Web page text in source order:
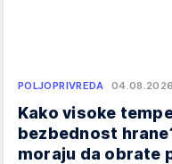
POLJOPRIVREDA 04.08.2026.
Kako visoke
bezbednost
moraju da obrate